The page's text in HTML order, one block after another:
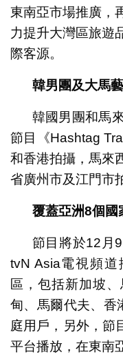
東南亞市場推廣，
力提升大灣區旅遊
際客源。
韓男團及大馬
韓國男團和馬
節目《Hashtag
和香港拍攝，馬來
省廣州市及江門市
覆蓋亞洲8個國
節目將於12月
tvN Asia電視頻
區，包括新加坡
甸、馬爾代夫、香
庭用戶，另外，節
平台播放，在東南